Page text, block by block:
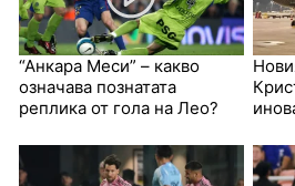
“Анкара Меси” – какво
означава познатата
реплика от гола на Лео?